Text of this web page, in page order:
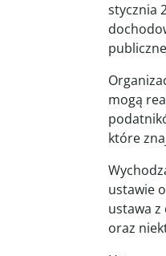
stycznia
mogą
które
ustawie
ustawa
oraz